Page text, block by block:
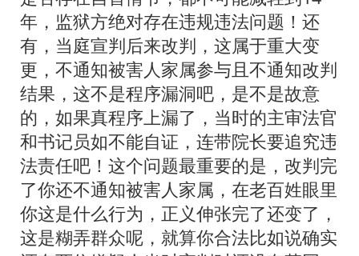
年，监狱方绝对存在违规违法问题！还
有，当庭宣判后来改判，这属于重大变
更，不通知被害人家属参与且不通知改判
结果，这不是程序漏洞吧，是不是故意
的，如果真程序上漏了，当时的主审法官
和书记员如不能自证，连带院长要追究违
法责任吧！这个问题最重要的是，改判完
了你还不通知被害人家属，在老百姓眼里
你这是什么行为，正义伸张完了还变了，
这是糊弄群众呢，就算你合法比如说确实